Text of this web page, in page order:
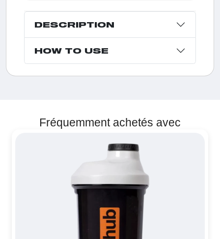
DESCRIPTION
HOW TO USE
Fréquemment achetés avec